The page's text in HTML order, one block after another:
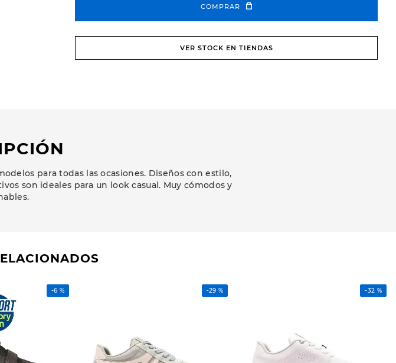
COMPRAR
VER STOCK EN TIENDAS
para todas las ocasiones. Diseños con estilo,
son ideales para un look casual. Muy cómodos y
-6 % -29 % -32 %